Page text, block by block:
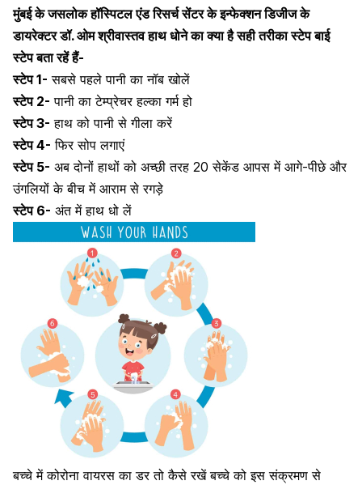
मुंबई के जसलोक हॉस्पिटल एंड रिसर्च सेंटर के इन्फेक्शन डिजीज के
डायरेक्टर डॉ. ओम श्रीवास्तव हाथ धोने का क्या है सही तरीका स्टेप बाई
स्टेप बता रहें हैं-
स्टेप 1- सबसे पहले पानी का नॉब खोलें
स्टेप 2- पानी का टेम्प्रेचर हल्का गर्म हो
स्टेप 3- हाथ को पानी से गीला करें
स्टेप 4- फिर सोप लगाएं
स्टेप 5- अब दोनों हाथों को अच्छी तरह 20 सेकेंड आपस में आगे-पीछे और
उंगलियों के बीच में आराम से रगड़े
स्टेप 6- अंत में हाथ धो लें
बच्चे में कोरोना वायरस का डर तो कैसे रखें बच्चे को इस संक्रमण से